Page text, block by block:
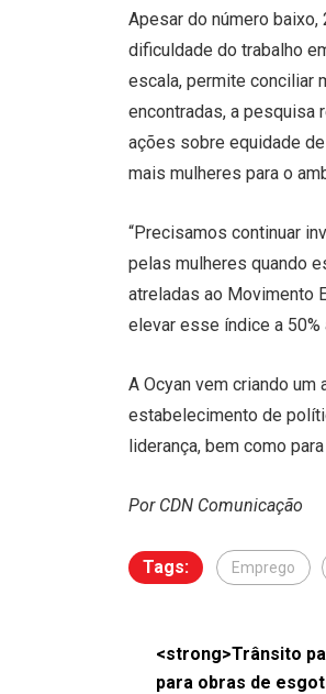
Apesar do número
dificuldade do trabalho
escala, permite conciliar
encontradas, a pesquisa
ações sobre equidade
mais mulheres para o
“Precisamos continuar
pelas mulheres quando
atreladas ao Movimento
elevar esse índice a 50%
A Ocyan vem criando
estabelecimento de
liderança, bem como
Por CDN Comunicação
Tags: Emprego
<strong>Trânsito
para obras de